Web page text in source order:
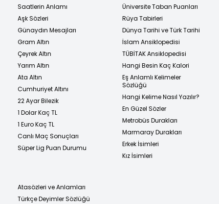
Saatlerin Anlamı
Aşk Sözleri
Günaydın Mesajları
Gram Altın
Çeyrek Altın
Yarım Altın
Ata Altın
Cumhuriyet Altını
22 Ayar Bilezik
1 Dolar Kaç TL
1 Euro Kaç TL
Canlı Maç Sonuçları
Süper Lig Puan Durumu
Üniversite Taban Puanları
Rüya Tabirleri
Dünya Tarihi ve Türk Tarihi
İslam Ansiklopedisi
TÜBİTAK Ansiklopedisi
Hangi Besin Kaç Kalori
Eş Anlamlı Kelimeler
Sözlüğü
Hangi Kelime Nasıl Yazılır?
En Güzel Sözler
Metrobüs Durakları
Marmaray Durakları
Erkek İsimleri
Kız İsimleri
Atasözleri ve Anlamları
Türkçe Deyimler Sözlüğü